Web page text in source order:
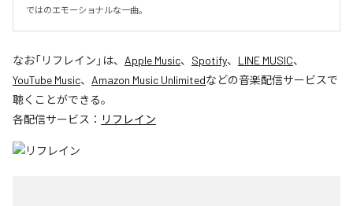
ではのエモーショナルな一曲。
なお「リフレイン 」は、 Apple Music、 Spotify、 LINE MUSIC、
YouTube Music、 Amazon Music Unlimitedなどの音楽配信サービスで
聴くことができる。
各配信サービス： リフレイン